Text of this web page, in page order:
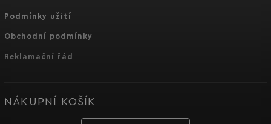
Podmínky užití
Obchodní podmínky
Reklamační řád
NÁKUPNÍ KOŠÍK